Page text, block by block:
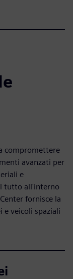
compromettere
avanzati per
e
tutto all'interno
fornisce la
e veicoli spaziali